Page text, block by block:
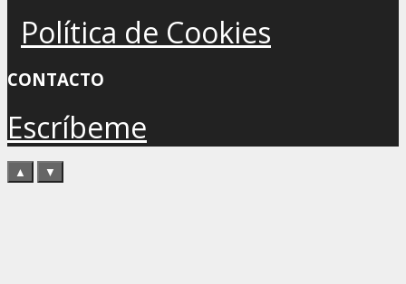
Política de Cookies
CONTACTO
Escríbeme
▲ ▼